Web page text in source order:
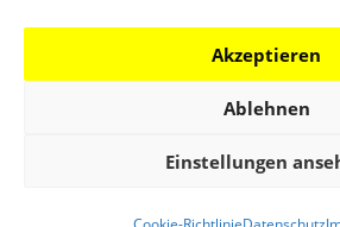
Akzeptieren
Ablehnen
Einstellungen
Museumsshop